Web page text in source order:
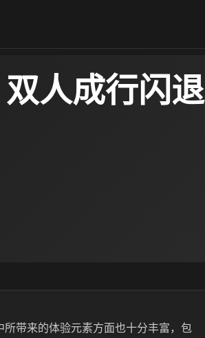
人成行闪退
带来的体验元素方面也十分丰富，包